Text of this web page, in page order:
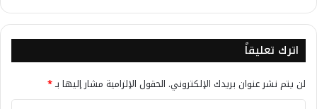
اترك تعليقاً
لن يتم نشر عنوان بريدك الإلكتروني. الحقول الإلزامية مشار إليها بـ*